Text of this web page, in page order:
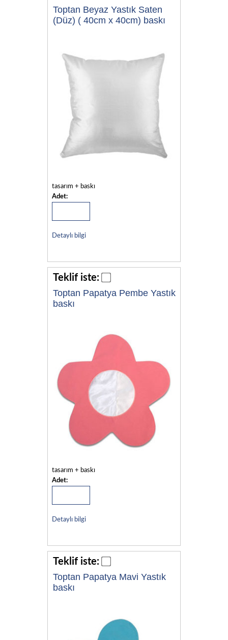
Toptan Beyaz Yastık Saten
(Düz) ( 40cm x 40cm) baskı
tasarım + baskı
Adet:
Detaylı bilgi
Teklif iste:
Toptan Papatya Pembe Yastık
baskı
tasarım + baskı
Adet:
Detaylı bilgi
Teklif iste:
Toptan Papatya Mavi Yastık
baskı